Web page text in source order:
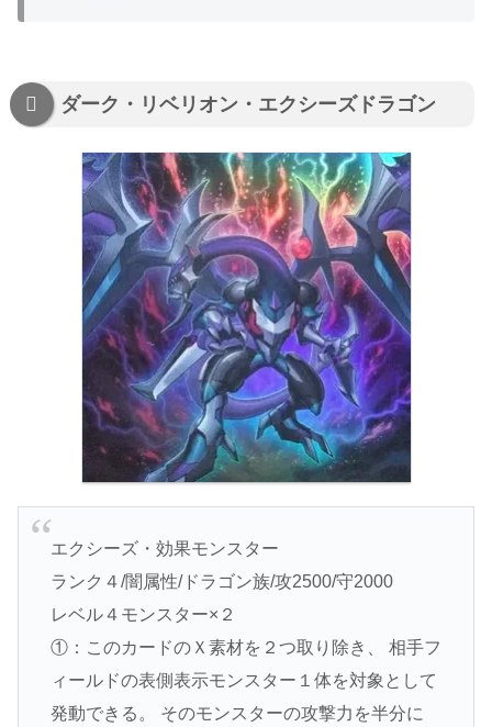
ダーク・リベリオン・エクシーズドラゴン
エクシーズ・効果モンスター
ランク４/闇属性/ドラゴン族/攻2500/守2000
レベル４モンスター×２
①：このカードのＸ素材を２つ取り除き、 相手フ
ィールドの表側表示モンスター１体を対象として
発動できる。 そのモンスターの攻撃力を半分に